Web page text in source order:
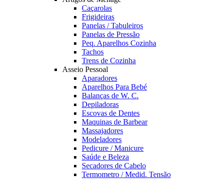
Caçarolas
Frigideiras
Panelas / Tabuleiros
Panelas de Pressão
Peq. Aparelhos Cozinha
Tachos
Trens de Cozinha
Asseio Pessoal
Aparadores
Aparelhos Para Bebé
Balanças de W. C.
Depiladoras
Escovas de Dentes
Maquinas de Barbear
Massajadores
Modeladores
Pedicure / Manicure
Saúde e Beleza
Secadores de Cabelo
Termometro / Medid. Tensão